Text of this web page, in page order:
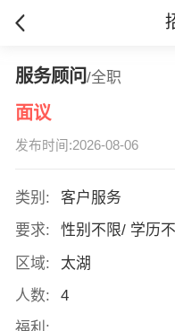
服务顾问/全职
面议
发布时间:2026-08-06
类别:
客户服务
要求:
性别不限/ 学历
区域:
太湖
人数:
4